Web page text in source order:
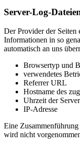
Server-Log-
Der Provider der Seiten
Informationen in so
automatisch an uns
Browsertyp und
verwendetes
Referrer URL
Hostname des
Uhrzeit der
IP-Adresse
Eine
wird nicht